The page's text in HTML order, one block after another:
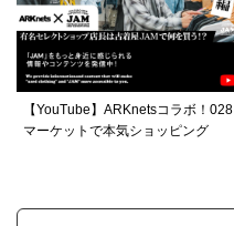
【YouTube】ARKnetsコラボ！028
マーケットで本気ショッピング